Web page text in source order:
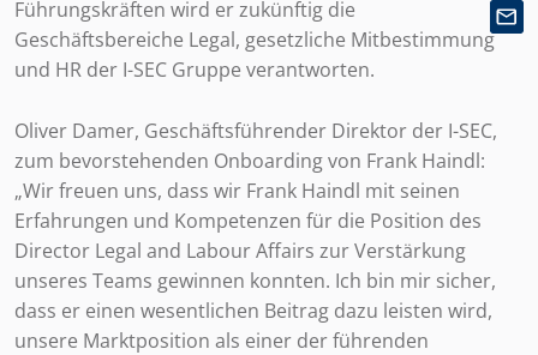
Führungskräften wird er zukünftig die
Geschäftsbereiche Legal, gesetzliche Mitbestimmung
und HR der I-SEC Gruppe verantworten.
Oliver Damer, Geschäftsführender Direktor der I-SEC,
zum bevorstehenden Onboarding von Frank Haindl:
„Wir freuen uns, dass wir Frank Haindl mit seinen
Erfahrungen und Kompetenzen für die Position des
Director Legal and Labour Affairs zur Verstärkung
unseres Teams gewinnen konnten. Ich bin mir sicher,
dass er einen wesentlichen Beitrag dazu leisten wird,
unsere Marktposition als einer der führenden